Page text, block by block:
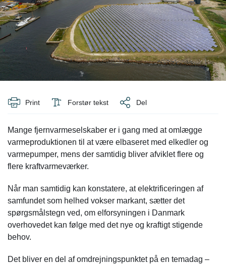
Print Forstør tekst Del
Mange fjernvarmeselskaber er i gang med at omlægge
varmeproduktionen til at være elbaseret med elkedler og
varmepumper, mens der samtidig bliver afviklet flere og
flere kraftvarmeværker.
Når man samtidig kan konstatere, at elektrificeringen af
samfundet som helhed vokser markant, sætter det
spørgsmålstegn ved, om elforsyningen i Danmark
overhovedet kan følge med det nye og kraftigt stigende
behov.
Det bliver en del af omdrejningspunktet på en temadag –